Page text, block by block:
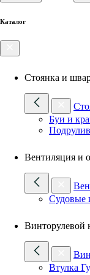
Каталог
Стоянка и
Буи и
Вентиляция и
Судовые
Винторулевой
Втулка